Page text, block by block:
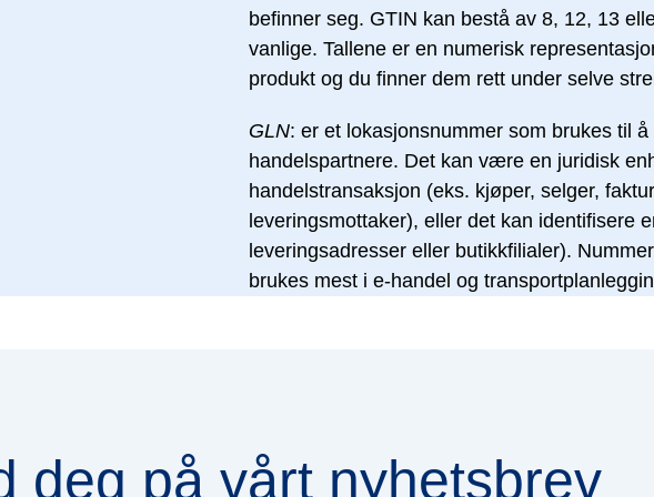
befinner seg. GTIN kan bestå av 8, 12, 13
vanlige. Tallene er en numerisk
produkt og du finner dem rett under selve
GLN: er et lokasjonsnummer som brukes til
handelspartnere. Det kan være en juridisk
handelstransaksjon (eks. kjøper, selger,
leveringsmottaker), eller det kan identifisere
leveringsadresser eller butikkfilialer).
brukes mest i e-handel og
deg på vårt nyhetsbrev